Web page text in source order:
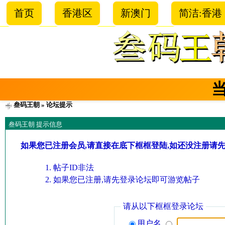
首页 香港区 新澳门 简洁:香港
叁码王朝 » 论坛提示
叁码王朝 提示信息
如果您已注册会员,请直接在底下框框登陆,如还没注册请
帖子ID非法
如果您已注册,请先登录论坛即可游览帖子
请从以下框框登录论坛
用户名